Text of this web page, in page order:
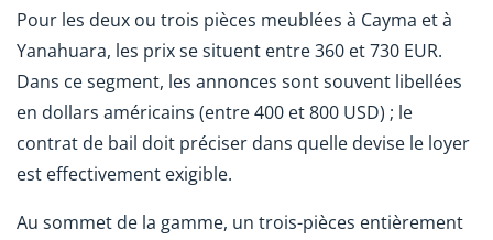
Pour les deux ou trois pièces meublées à Cayma et à
Yanahuara, les prix se situent entre 360 et 730 EUR.
Dans ce segment, les annonces sont souvent libellées
en dollars américains (entre 400 et 800 USD) ; le
contrat de bail doit préciser dans quelle devise le loyer
est effectivement exigible.
Au sommet de la gamme, un trois-pièces entièrement